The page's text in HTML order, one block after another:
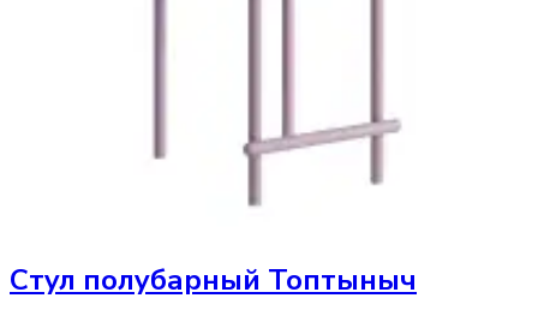
Стул полубарный Топтыныч